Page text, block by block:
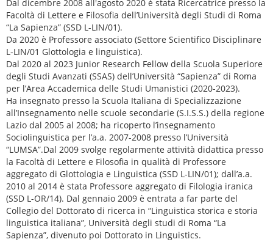
Dal dicembre 2008 all'agosto 2020 è stata Ricercatrice presso la
Facoltà di Lettere e Filosofia dell’Università degli Studi di Roma
“La Sapienza” (SSD L-LIN/01).
Da 2020 è Professore associato (Settore Scientifico Disciplinare
L-LIN/01 Glottologia e linguistica).
Dal 2020 al 2023 Junior Research Fellow della Scuola Superiore
degli Studi Avanzati (SSAS) dell’Università “Sapienza” di Roma
per l’Area Accademica delle Studi Umanistici (2020-2023).
Ha insegnato presso la Scuola Italiana di Specializzazione
all’Insegnamento nelle scuole secondarie (S.I.S.S.) della regione
Lazio dal 2005 al 2008; ha ricoperto l’insegnamento
Sociolinguistica per l’a.a. 2007-2008 presso l’Università
“LUMSA”.Dal 2009 svolge regolarmente attività didattica presso
la Facoltà di Lettere e Filosofia in qualità di Professore
aggregato di Glottologia e Linguistica (SSD L-LIN/01); dall’a.a.
2010 al 2014 è stata Professore aggregato di Filologia iranica
(SSD L-OR/14). Dal gennaio 2009 è entrata a far parte del
Collegio del Dottorato di ricerca in “Linguistica storica e storia
linguistica italiana”, Università degli studi di Roma “La
Sapienza”, divenuto poi Dottorato in Linguistics.